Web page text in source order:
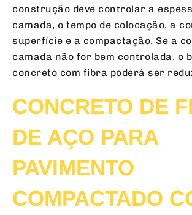
construção deve controlar a
camada, o tempo de colocação, a
superfície e a compactação. Se a
camada não for bem controlada, o
concreto com fibra poderá ser
CONCRETO DE
DE AÇO PARA
PAVIMENTO
COMPACTADO